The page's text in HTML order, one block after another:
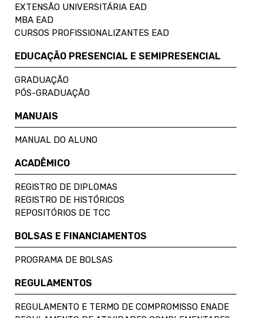
EXTENSÃO UNIVERSITÁRIA EAD
MBA EAD
CURSOS PROFISSIONALIZANTES EAD
EDUCAÇÃO PRESENCIAL E SEMIPRESENCIAL
GRADUAÇÃO
PÓS-GRADUAÇÃO
MANUAIS
MANUAL DO ALUNO
ACADÊMICO
REGISTRO DE DIPLOMAS
REGISTRO DE HISTÓRICOS
REPOSITÓRIOS DE TCC
BOLSAS E FINANCIAMENTOS
PROGRAMA DE BOLSAS
REGULAMENTOS
REGULAMENTO E TERMO DE COMPROMISSO ENADE